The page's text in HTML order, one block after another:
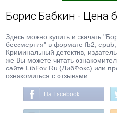
Борис Бабкин - Цена
Здесь можно купить и скачать
бессмертия" в формате fb2,
Криминальный детектив,
же Вы можете читать
сайте LibFox.Ru (ЛибФокс) или
ознакомиться с отзывами.
На Facebook